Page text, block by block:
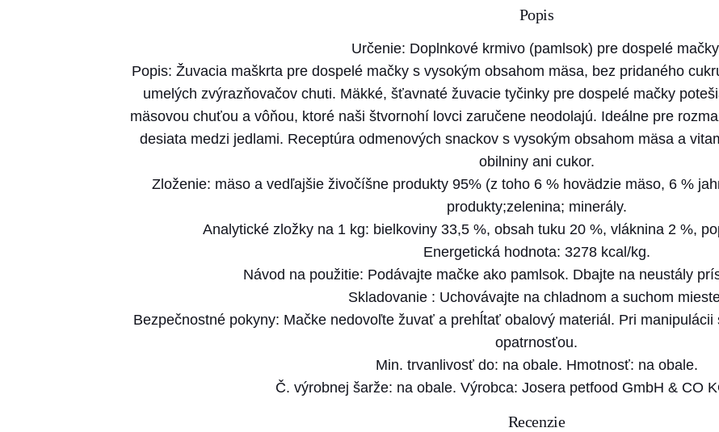
J
o
s
i
C
t
a
m
s
o
C
a
Popis
Určenie: Doplnkové krmivo (pamlsok) pre dospelé
Popis: Žuvacia maškrta pre dospelé mačky s vysokým obsahom mäsa, bez pridaného
umelých zvýrazňovačov chuti. Mäkké, šťavnaté žuvacie tyčinky pre dospelé mačky
mäsovou chuťou a vôňou, ktoré naši štvornohí lovci zaručene neodolajú. Ideálne pre
desiata medzi jedlami. Receptúra odmenových snackov s vysokým obsahom mäsa a
obilniny ani cukor.
Zloženie: mäso a vedľajšie živočíšne produkty 95% (z toho 6 % hovädzie mäso, 6 %
produkty;zelenina; minerály.
Analytické zložky na 1 kg: bielkoviny 33,5 %, obsah tuku 20 %, vláknina 2 %,
Energetická hodnota: 3278 kcal/kg.
Návod na použitie: Podávajte mačke ako pamlsok. Dbajte na neustály
Skladovanie : Uchovávajte na chladnom a suchom
Bezpečnostné pokyny: Mačke nedovoľte žuvať a prehĺtať obalový materiál. Pri
opatrnosťou.
Min. trvanlivosť do: na obale. Hmotnosť: na obale.
Č. výrobnej šarže: na obale. Výrobca: Josera petfood GmbH & CO
Recenzie